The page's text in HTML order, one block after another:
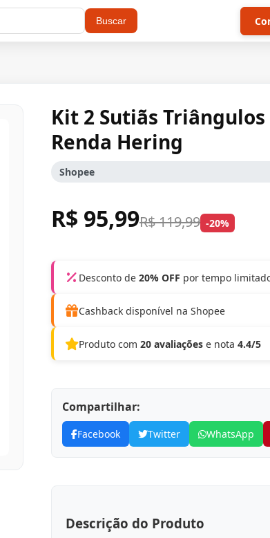
Buscar
Kit 2 Sutiãs
Renda Hering
Shopee
R$ 95,99R$ 119,99 -20%
Desconto de 20% OFF por tempo
Cashback disponível na Shopee
Produto com 20 avaliações e nota 4.4/5
Compartilhar:
Facebook Twitter WhatsApp
Descrição do Produto